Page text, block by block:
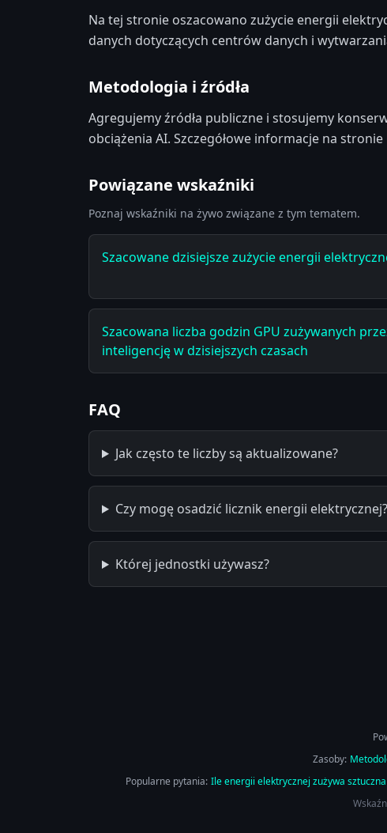
Na tej stronie oszacowano zużycie energii
danych dotyczących centrów danych i
Metodologia i źródła
Agregujemy źródła publiczne i stosujemy
obciążenia AI. Szczegółowe informacje na
Powiązane wskaźniki
Poznaj wskaźniki na żywo związane z tym tematem.
Szacowane dzisiejsze zużycie energii
Szacowana liczba godzin GPU zużywanych
inteligencję w dzisiejszych czasach
FAQ
Jak często te liczby są aktualizowane?
Czy mogę osadzić licznik energii elektrycznej?
Której jednostki używasz?
Zasoby:
Popularne pytania: Ile energii elektrycznej zużywa